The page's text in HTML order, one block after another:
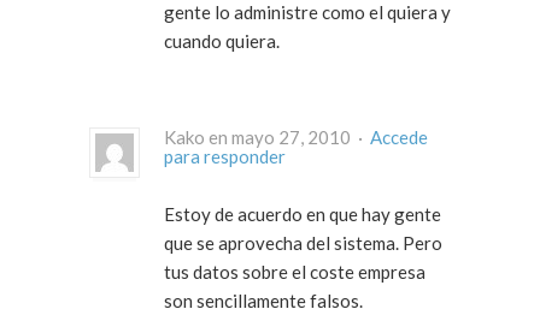
gente lo administre como el quiera y
cuando quiera.
Kako en mayo 27, 2010 · Accede
para responder
Estoy de acuerdo en que hay gente
que se aprovecha del sistema. Pero
tus datos sobre el coste empresa
son sencillamente falsos.